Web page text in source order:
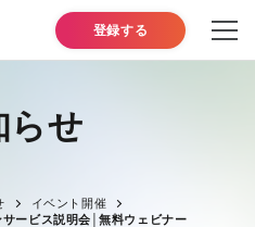
登録する
らせ
イベント開催
ービス説明会│無料ウェビナー